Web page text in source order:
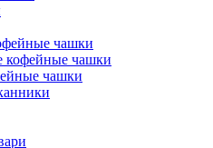
чашки
кофейные чашки
чашки